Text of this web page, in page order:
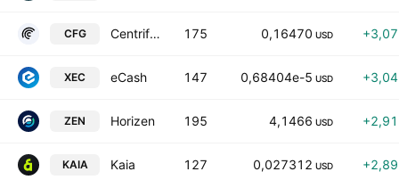
CFG Centrifuge 175 0,16470 USD
XEC eCash 147 0,68404e-5 USD
ZEN Horizen 195 4,1466 USD
KAIA Kaia 127 0,027312 USD